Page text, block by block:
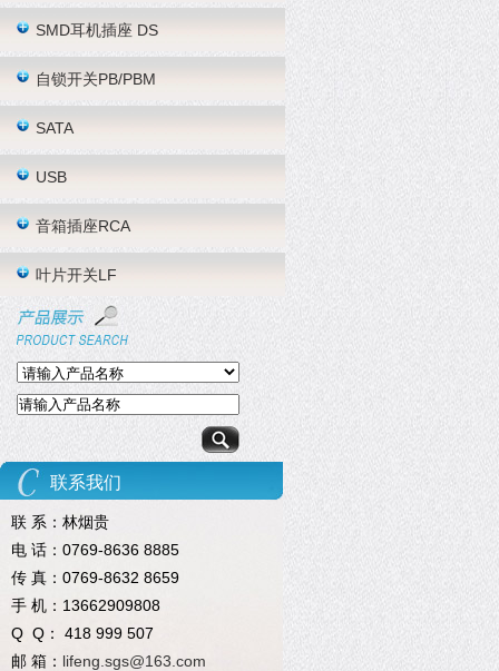
SMD耳机插座 DS
自锁开关PB/PBM
SATA
USB
音箱插座RCA
叶片开关LF
联系我们
联 系：林烟贵
电 话：0769-8636 8885
传 真：0769-8632 8659
手 机：13662909808
Q Q： 418 999 507
邮 箱： lifeng.sgs@163.com